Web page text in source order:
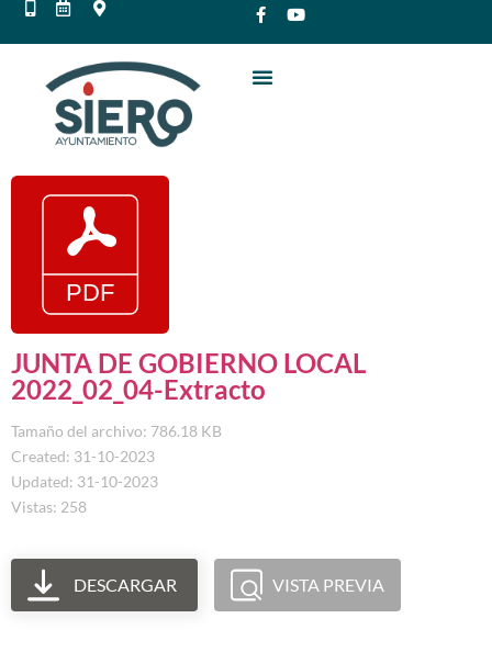
JUNTA DE GOBIERNO LOCAL
2022_02_04-Extracto
Tamaño del archivo: 786.18 KB
Created: 31-10-2023
Updated: 31-10-2023
Vistas: 258
DESCARGAR VISTA PREVIA